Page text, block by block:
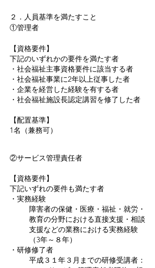
２．人員基準を満たすこと
①管理者
【資格要件】
下記のいずれかの要件を満たす者
・社会福祉主事資格要件に該当する者
・社会福祉事業に2年以上従事した者
・企業を経営した経験を有する者
・社会福祉施設長認定講習を修了した者
【配置基準】
1名（兼務可）
②サービス管理責任者
【資格要件】
下記いずれの要件も満たす者
・実務経験
障害者の保健・医療・福祉・就労・
教育の分野における直接支援・相談
支援などの業務における実務経験
（3年～８年）
・研修修了者
平成３１年３月までの研修受講者：